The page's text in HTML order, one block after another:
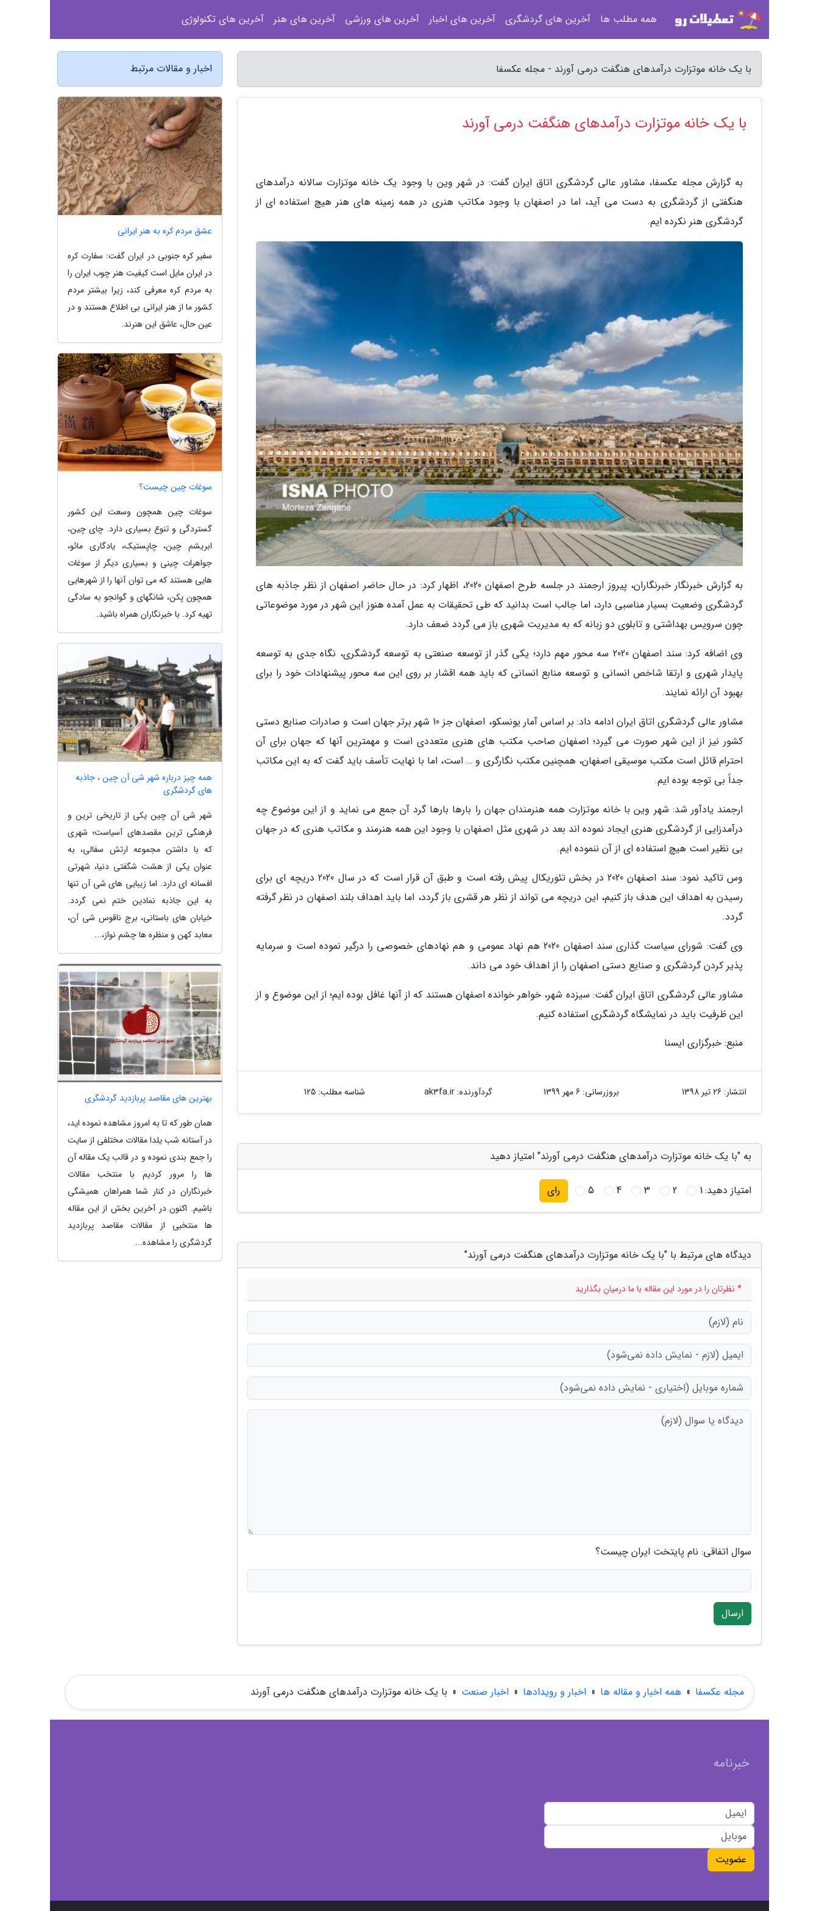
با یک خانه موتزارت درآمدهای هنگفت درمی آورند - مجله عکسفا
با یک خانه موتزارت درآمدهای هنگفت درمی آورند
به گزارش مجله عکسفا، مشاور عالی گردشگری اتاق ایران گفت: در شهر وین با وجود یک خانه موتزارت سالانه درآمدهای
هنگفتی از گردشگری به دست می آید، اما در اصفهان با وجود مکاتب هنری در همه زمینه های هنر هیچ استفاده ای از
گردشگری هنر نکرده ایم.
به گزارش خبرنگار خبرنگاران، پیروز ارجمند در جلسه طرح اصفهان 2020، اظهار کرد: در حال حاضر اصفهان از نظر جاذبه های
گردشگری وضعیت بسیار مناسبی دارد، اما جالب است بدانید که طی تحقیقات به عمل آمده هنوز این شهر در مورد موضوعاتی
چون سرویس بهداشتی و تابلوی دو زبانه که به مدیریت شهری باز می گردد ضعف دارد.
وی اضافه کرد: سند اصفهان 2020 سه محور مهم دارد؛ یکی گذر از توسعه صنعتی به توسعه گردشگری، نگاه جدی به توسعه
پایدار شهری و ارتقا شاخص انسانی و توسعه منابع انسانی که باید همه اقشار بر روی این سه محور پیشنهادات خود را برای
بهبود آن ارائه نمایند.
مشاور عالی گردشگری اتاق ایران ادامه داد: بر اساس آمار یونسکو، اصفهان جز 10 شهر برتر جهان است و صادرات صنایع دستی
کشور نیز از این شهر صورت می گیرد؛ اصفهان صاحب مکتب های هنری متعددی است و مهمترین آنها که جهان برای آن
احترام قائل است مکتب موسیقی اصفهان، همچنین مکتب نگارگری و … است، اما با نهایت تأسف باید گفت که به این مکاتب
جداً بی توجه بوده ایم.
ارجمند یادآور شد: شهر وین با خانه موتزارت همه هنرمندان جهان را بارها بارها گرد آن جمع می نماید و از این موضوع چه
درآمدزایی از گردشگری هنری ایجاد نموده اند بعد در شهری مثل اصفهان با وجود این همه هنرمند و مکاتب هنری که در جهان
بی نظیر است هیچ استفاده ای از آن ننموده ایم.
وس تاکید نمود: سند اصفهان 2020 در بخش تئوریکال پیش رفته است و طبق آن قرار است که در سال 2020 دریچه ای برای
رسیدن به اهداف این هدف باز کنیم، این دریچه می تواند از نظر هر قشری باز گردد، اما باید اهداف بلند اصفهان در نظر گرفته
گردد.
وی گفت: شورای سیاست گذاری سند اصفهان 2020 هم نهاد عمومی و هم نهادهای خصوصی را درگیر نموده است و سرمایه
پذیر کردن گردشگری و صنایع دستی اصفهان را از اهداف خود می داند.
مشاور عالی گردشگری اتاق ایران گفت: سیزده شهر، خواهر خوانده اصفهان هستند که از آنها غافل بوده ایم؛ از این موضوع و از
این ظرفیت باید در نمایشگاه گردشگری استفاده کنیم.
منبع: خبرگزاری ایسنا
انتشار: 26 تیر 1398 بروزرسانی: 6 مهر 1399 گردآورنده:ak3fa.ir شناسه مطلب: 125
به "با یک خانه موتزارت درآمدهای هنگفت درمی آورند" امتیاز دهید
امتیاز دهید:1
2
3
4
5 رای
دیدگاه های مرتبط با "با یک خانه موتزارت درآمدهای هنگفت درمی آورند"
* نظرتان را در مورد این مقاله با ما درمیان بگذارید
سوال اتفاقی: نام پایتخت ایران چیست؟
ارسال
اخبار و مقالات مرتبط
عشق مردم کره به هنر ایرانی
سفیر کره جنوبی در ایران گفت: سفارت کره
در ایران مایل است کیفیت هنر چوب ایران را
به مردم کره معرفی کند، زیرا بیشتر مردم
کشور ما از هنر ایرانی بی اطلاع هستند و در
عین حال، عاشق این هنرند.
سوغات چین چیست؟
سوغات چین همچون وسعت این کشور
گستردگی و تنوع بسیاری دارد. چای چین،
ابریشم چین، چاپستیک، یادگاری مائو،
جواهرات چینی و بسیاری دیگر از سوغات
هایی هستند که می توان آنها را از شهرهایی
همچون پکن، شانگهای و گوانجو به سادگی
تهیه کرد. با خبرنگاران همراه باشید.
همه چیز درباره شهر شی آن چین ، جاذبه
های گردشگری
شهر شی آن چین یکی از تاریخی ترین و
فرهنگی ترین مقصدهای آسیاست؛ شهری
که با داشتن مجموعه ارتش سفالی، به
عنوان یکی از هشت شگفتی دنیا، شهرتی
افسانه ای دارد. اما زیبایی های شی آن تنها
به این جاذبه نمادین ختم نمی گردد.
خیابان های باستانی، برج ناقوس شی آن،
معابد کهن و منظره ها چشم نواز،...
بهترین های مقاصد پربازدید گردشگری
همان طور که تا به امروز مشاهده نموده اید،
در آستانه شب یلدا مقالات مختلفی از سایت
را جمع بندی نموده و در قالب یک مقاله آن
ها را مرور کردیم با منتخب مقالات
خبرنگاران در کنار شما همراهان همیشگی
باشیم. اکنون در آخرین بخش از این مقاله
ها منتخبی از مقالات مقاصد پربازدید
گردشگری را مشاهده...
مجله عکسفا » همه اخبار و مقاله ها » اخبار و رویدادها » اخبار صنعت » با یک خانه موتزارت درآمدهای هنگفت درمی آورند
همه مطلب ها آخرین های گردشگری آخرین های اخبار آخرین های ورزشی آخرین های هنر آخرین های تکنولوژی
خبرنامه
عضویت